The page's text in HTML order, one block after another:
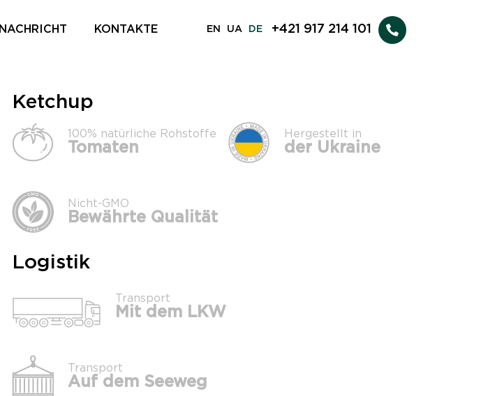
NACHRICHT KONTAKTE EN UA DE +421 917 214 101
Ketchup
100% natürliche Rohstoffe
Tomaten
Hergestellt in
der Ukraine
Nicht-GMO
Bewährte Qualität
Logistik
Transport
Mit dem LKW
Transport
Auf dem Seeweg